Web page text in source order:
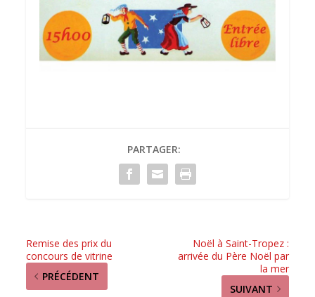
PARTAGER:
Remise des prix du
concours de vitrine
PRÉCÉDENT
Noël à Saint-Tropez :
arrivée du Père Noël par
la mer
SUIVANT